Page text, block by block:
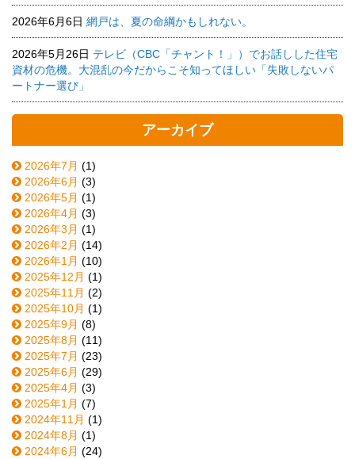
2026年6月6日 網戸は、夏の命綱かもしれない。
2026年5月26日 テレビ（CBC「チャント！」）でお話しした住宅
資材の危機。大混乱の今だからこそ知ってほしい「失敗しないパ
ートナー選び」
アーカイブ
2026年7月 (1)
2026年6月 (3)
2026年5月 (1)
2026年4月 (3)
2026年3月 (1)
2026年2月 (14)
2026年1月 (10)
2025年12月 (1)
2025年11月 (2)
2025年10月 (1)
2025年9月 (8)
2025年8月 (11)
2025年7月 (23)
2025年6月 (29)
2025年4月 (3)
2025年1月 (7)
2024年11月 (1)
2024年8月 (1)
2024年6月 (24)